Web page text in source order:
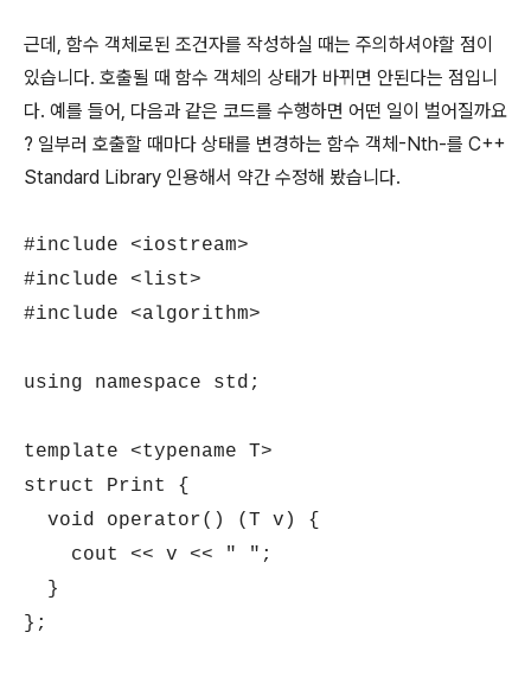
근데, 함수 객체로된 조건자를 작성하실 때는 주의하셔야할 점이
있습니다. 호출될 때 함수 객체의 상태가 바뀌면 안된다는 점입니
다. 예를 들어, 다음과 같은 코드를 수행하면 어떤 일이 벌어질까요
? 일부러 호출할 때마다 상태를 변경하는 함수 객체-Nth-를 C++
Standard Library 인용해서 약간 수정해 봤습니다.
#include <iostream>
#include <list>
#include <algorithm>
using namespace std;
template <typename T>
struct Print {
void operator() (T v) {
cout << v << " ";
}
};